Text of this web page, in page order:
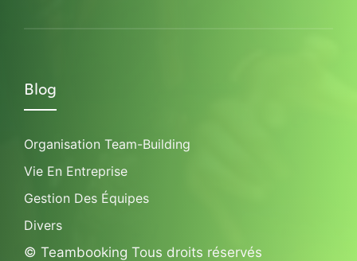
Blog
Organisation Team-Building
Vie En Entreprise
Gestion Des Équipes
Divers
© Teambooking Tous droits réservés